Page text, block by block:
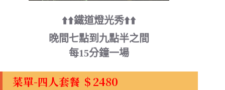
⬆️⬆️鐵道燈光秀⬆️⬆️
晚間七點到九點半之間
每15分鐘一場
菜單-四人套餐 ＄2480